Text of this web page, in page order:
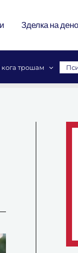
Зделка на
трошам